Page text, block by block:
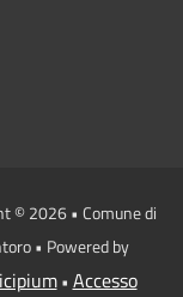
© 2026 • Comune di
• Powered by
• Accesso